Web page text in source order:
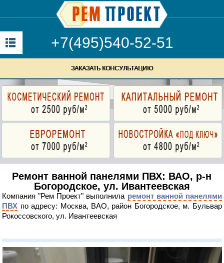
+7(495)540-52-51
ЗАКАЗАТЬ КОНСУЛЬТАЦИЮ
Ремонт ванной панелями ПВХ: ВАО, р-н
Богородское, ул. Ивантеевская
Компания "Рем Проект" выполнила ремонт ванной панелями
ПВХ по адресу: Москва, ВАО, район Богородское, м. Бульвар
Рокоссовского, ул. Ивантеевская